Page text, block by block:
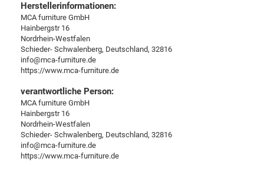
Herstellerinformationen:
MCA furniture GmbH
Hainbergstr 16
Nordrhein-Westfalen
Schieder- Schwalenberg, Deutschland, 32816
info@mca-furniture.de
https://www.mca-furniture.de
verantwortliche Person:
MCA furniture GmbH
Hainbergstr 16
Nordrhein-Westfalen
Schieder- Schwalenberg, Deutschland, 32816
info@mca-furniture.de
https://www.mca-furniture.de